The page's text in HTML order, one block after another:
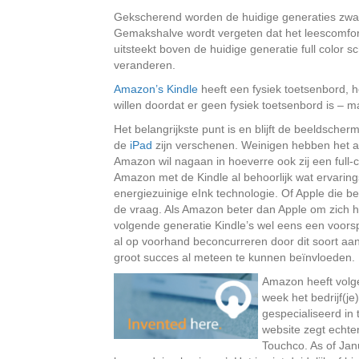
Gekscherend worden de huidige generaties
Gemakshalve wordt vergeten dat het
uitsteekt boven de huidige generatie full color
veranderen.
Amazon’s Kindle heeft een fysiek toetsenbord,
willen doordat er geen fysiek toetsenbord is –
Het belangrijkste punt is en blijft de
de iPad zijn verschenen. Weinigen hebben het
Amazon wil nagaan in hoeverre ook zij een
Amazon met de Kindle al behoorlijk wat
energiezuinige eInk technologie. Of Apple die
de vraag. Als Amazon beter dan Apple om
volgende generatie Kindle’s wel eens een
al op voorhand beconcurreren door dit soort
groot succes al meteen te kunnen beïnvloeden.
Amazon heeft
week het
gespecialiseerd in
website zegt
Touchco. As of